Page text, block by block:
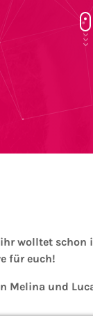
wolltet
für euch!
Melina und